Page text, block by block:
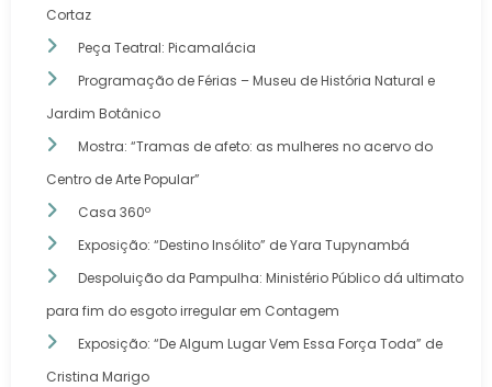
Cortaz
Peça Teatral: Picamalácia
Programação de Férias – Museu de História Natural e
Jardim Botânico
Mostra: “Tramas de afeto: as mulheres no acervo do
Centro de Arte Popular”
Casa 360º
Exposição: “Destino Insólito” de Yara Tupynambá
Despoluição da Pampulha: Ministério Público dá ultimato
para fim do esgoto irregular em Contagem
Exposição: “De Algum Lugar Vem Essa Força Toda” de
Cristina Marigo